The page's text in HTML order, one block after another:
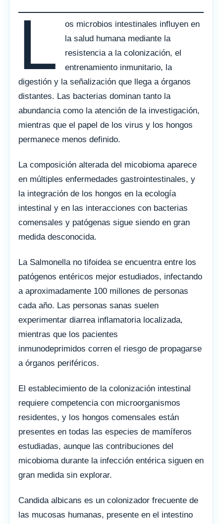
L
os microbios intestinales influyen en
la salud humana mediante la
resistencia a la colonización, el
entrenamiento inmunitario, la
digestión y la señalización que llega a órganos
distantes. Las bacterias dominan tanto la
abundancia como la atención de la investigación,
mientras que el papel de los virus y los hongos
permanece menos definido.
La composición alterada del micobioma aparece
en múltiples enfermedades gastrointestinales, y
la integración de los hongos en la ecología
intestinal y en las interacciones con bacterias
comensales y patógenas sigue siendo en gran
medida desconocida.
La Salmonella no tifoidea se encuentra entre los
patógenos entéricos mejor estudiados, infectando
a aproximadamente 100 millones de personas
cada año. Las personas sanas suelen
experimentar diarrea inflamatoria localizada,
mientras que los pacientes
inmunodeprimidos corren el riesgo de propagarse
a órganos periféricos.
El establecimiento de la colonización intestinal
requiere competencia con microorganismos
residentes, y los hongos comensales están
presentes en todas las especies de mamíferos
estudiadas, aunque las contribuciones del
micobioma durante la infección entérica siguen en
gran medida sin explorar.
Candida albicans es un colonizador frecuente de
las mucosas humanas, presente en el intestino